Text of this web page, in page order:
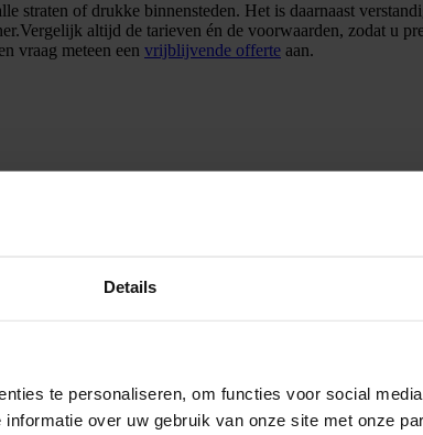
Details
te personaliseren, om functies voor social
over uw gebruik van onze site met onze
of drukke binnensteden. Het is daarnaast
altijd de tarieven én de voorwaarden, zodat u
vraag meteen een vrijblijvende offerte aan.